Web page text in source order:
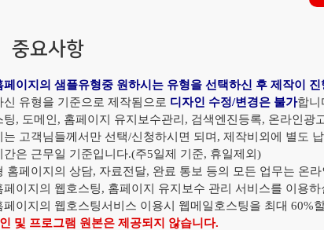
중요사항
페이지의 샘플유형중 원하시는 유형을 선택하신 후 제작이 진
신 유형을 기준으로 제작됨으로 디자인 수정/변경은 불가합니
팅, 도메인, 홈페이지 유지보수관리, 검색엔진등록, 온라인광
는 고객님들께서만 선택/신청하시면 되며, 제작비외에 별도
간은 근무일 기준입니다.(주5일제 기준, 휴일제외)
홈페이지의 상담, 자료전달, 완료 통보 등의 모든 업무는 온
페이지의 웹호스팅, 홈페이지 유지보수 관리 서비스를 이용하
페이지의 웹호스팅서비스 이용시 웹메일호스팅을 최대 60%
및 프로그램 원본은 제공되지 않습니다.